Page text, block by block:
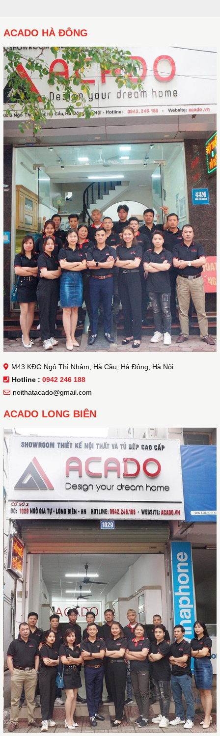
ACADO HÀ ĐÔNG
M43 KĐG Ngô Thì Nhậm, Hà Cầu, Hà Đông, Hà Nội
Hotline : 0942 246 188
noithatacado@gmail.com
ACADO LONG BIÊN